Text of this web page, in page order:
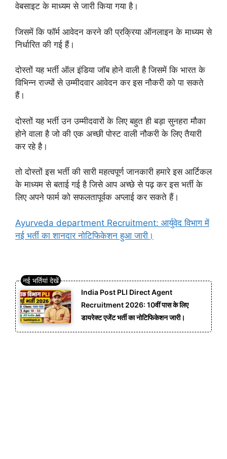
वेबसाइट के माध्यम से जारी किया गया है।
जिसमें कि फॉर्म आवेदन करने की प्रक्रिया ऑनलाइन के माध्यम से
निर्धारित की गई हैं।
दोस्तों यह भर्ती ऑल इंडिया जॉब होने वाली है जिसमें कि भारत के
विभिन्न राज्यों से उम्मीदवार आवेदन कर इस नौकरी को पा सकते
हैं।
दोस्तों यह भर्ती उन उम्मीदवारों के लिए बहुत ही बड़ा सुनहरा मौका
होने वाला है जो की एक अच्छी पोस्ट वाली नौकरी के लिए तैयारी
कर रहे है।
तो दोस्तों इस भर्ती की सारी महत्वपूर्ण जानकारी हमारे इस आर्टिकल
के माध्यम से बताई गई है जिसे आप अच्छे से पढ़ कर इस भर्ती के
लिए अपने फार्म को सफलतापूर्वक अप्लाई कर सकते हैं।
Ayurveda department Recruitment: आर्युवेद विभाग में
नई भर्ती का शानदार नोटिफिकेशन हुआ जारी।
India Post PLI Direct Agent
Recruitment 2026: 10वीं पास के लिए
डायरेक्ट एजेंट भर्ती का नोटिफिकेशन जारी।